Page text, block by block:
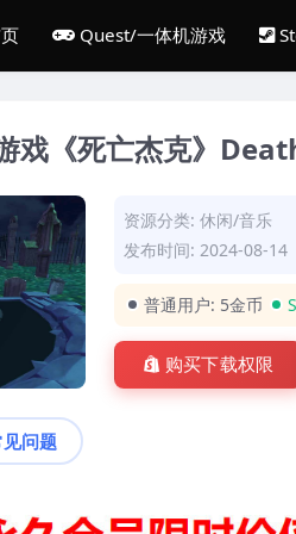
Quest/一体机游戏
戏《死亡杰克》
资源分类:休闲/音乐
发布时间: 2024-08-14
普通用户: 5金币
购买下载权限
问题